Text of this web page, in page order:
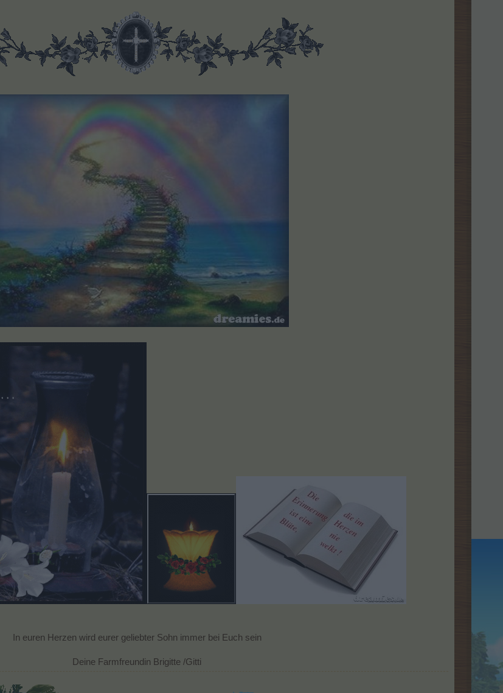
In euren Herzen wird eurer geliebter Sohn immer bei Euch sein
Deine Farmfreundin Brigitte /Gitti​